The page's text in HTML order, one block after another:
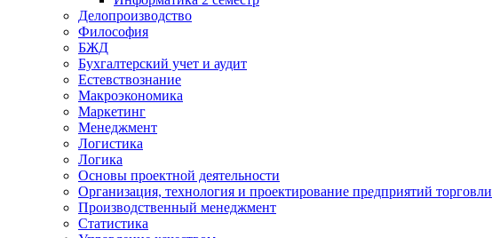
Делопроизводство
Философия
БЖД
Бухгалтерский учет и аудит
Естевствознание
Макроэкономика
Маркетинг
Менеджмент
Логистика
Логика
Основы проектной деятельности
Организация, технология и проектирование предприятий торговли
Производственный менеджмент
Статистика